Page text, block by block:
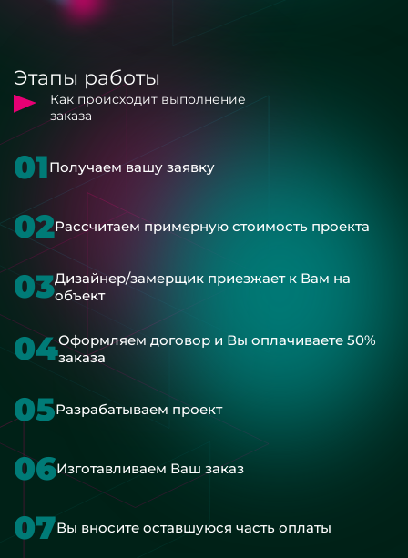
Этапы работы
Как происходит выполнение
заказа
01Получаем вашу заявку
02Рассчитаем примерную стоимость проекта
03Дизайнер/замерщик приезжает к Вам на
объект
04Оформляем договор и Вы оплачиваете 50%
заказа
05Разрабатываем проект
06Изготавливаем Ваш заказ
07Вы вносите оставшуюся часть оплаты